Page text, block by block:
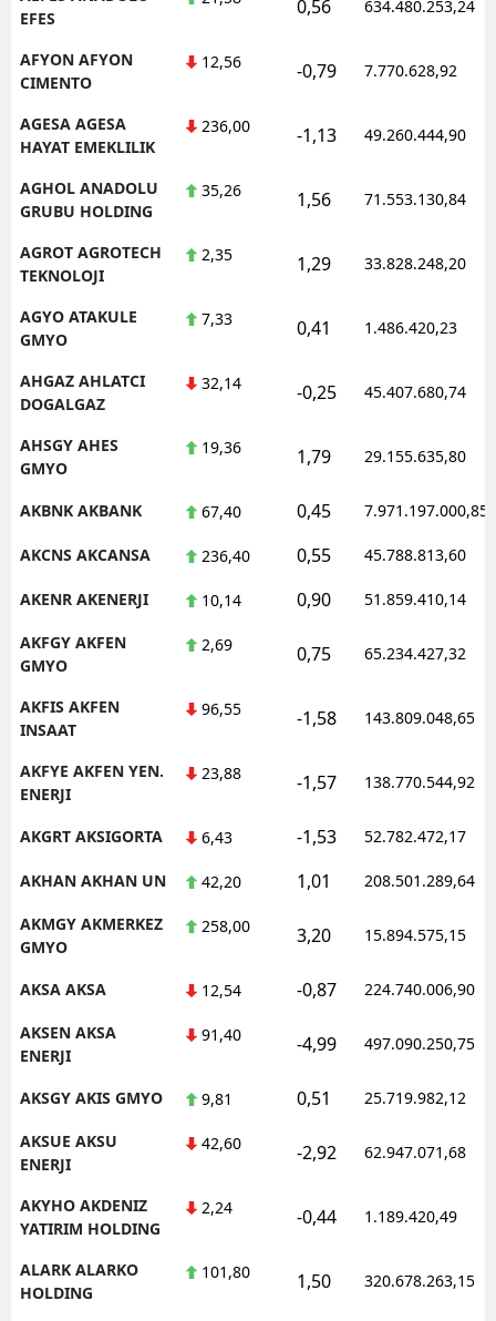
Isparta
İzmir
Kars
Kırklareli
Konya
Kütahya
Malatya
Manisa
Kahramanmaraş
Muş
Nevşehir
Niğde
Samsun
Sinop
Tokat
EFES
0,56 634.480.253,24
AFYON AFYON
CIMENTO
12,56 -0,79 7.770.628,92
AGESA AGESA
HAYAT EMEKLILIK
236,00 -1,13 49.260.444,90
AGHOL ANADOLU
GRUBU HOLDING
35,26 1,56 71.553.130,84
AGROT AGROTECH
TEKNOLOJI
2,35 1,29 33.828.248,20
AGYO ATAKULE
GMYO
7,33 0,41 1.486.420,23
AHGAZ AHLATCI
DOGALGAZ
32,14 -0,25 45.407.680,74
AHSGY AHES
GMYO
19,36 1,79 29.155.635,80
AKBNK AKBANK 67,40 0,45 7.971.197.000,85
AKCNS AKCANSA 236,40 0,55 45.788.813,60
AKENR AKENERJI 10,14 0,90 51.859.410,14
AKFGY AKFEN
GMYO
2,69 0,75 65.234.427,32
AKFIS AKFEN
INSAAT
96,55 -1,58 143.809.048,65
AKFYE AKFEN YEN.
ENERJI
23,88 -1,57 138.770.544,92
AKGRT AKSIGORTA 6,43 -1,53 52.782.472,17
AKHAN AKHAN UN 42,20 1,01 208.501.289,64
AKMGY AKMERKEZ
GMYO
258,00 3,20 15.894.575,15
AKSA AKSA 12,54 -0,87 224.740.006,90
AKSEN AKSA
ENERJI
91,40 -4,99 497.090.250,75
AKSGY AKIS GMYO 9,81 0,51 25.719.982,12
AKSUE AKSU
ENERJI
42,60 -2,92 62.947.071,68
AKYHO AKDENIZ
YATIRIM HOLDING
2,24 -0,44 1.189.420,49
ALARK ALARKO
HOLDING
101,80 1,50 320.678.263,15